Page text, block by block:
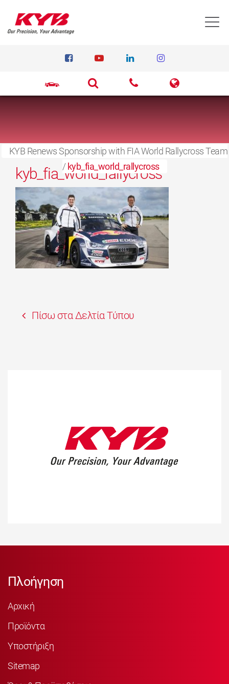
KYB Renews Sponsorship with FIA World Rallycross Team
/ kyb_fia_world_rallycross
15 Σεπτεμβρίου 2021
kyb_fia_world_rallycross
Πίσω στα Δελτία Τύπου
Πλοήγηση
Αρχική
Προϊόντα
Υποστήριξη
Sitemap